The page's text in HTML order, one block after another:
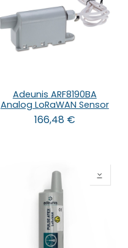
Adeunis ARF8190BA
Analog LoRaWAN Sensor
166,48€